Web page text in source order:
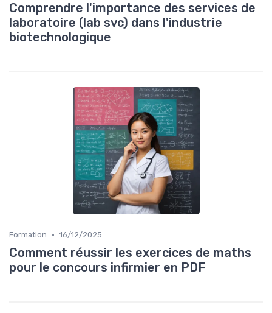
Comprendre l'importance des services de
laboratoire (lab svc) dans l'industrie
biotechnologique
Formation • 16/12/2025
Comment réussir les exercices de maths
pour le concours infirmier en PDF